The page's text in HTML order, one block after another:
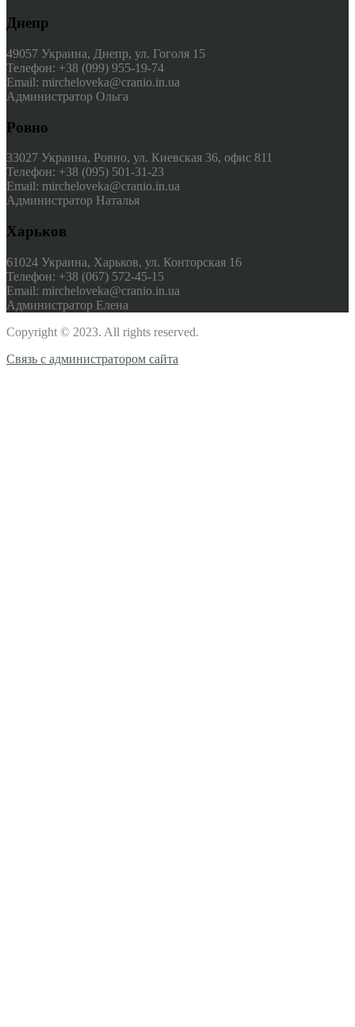
Днепр
49057 Украина, Днепр, ул. Гоголя 15
Телефон: +38 (099) 955-19-74
Email: mircheloveka@cranio.in.ua
Администратор Ольга
Ровно
33027 Украина, Ровно, ул. Киевская 36, офис 811
Телефон: +38 (095) 501-31-23
Email: mircheloveka@cranio.in.ua
Администратор Наталья
Харьков
61024 Украина, Харьков, ул. Конторская 16
Телефон: +38 (067) 572-45-15
Email: mircheloveka@cranio.in.ua
Администратор Елена
Copyright © 2023. All rights reserved.
Связь с администратором сайта